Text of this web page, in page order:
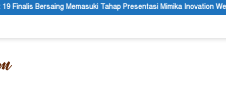
Tahap Presentasi Mimika Inovation Week 2026 Membuka